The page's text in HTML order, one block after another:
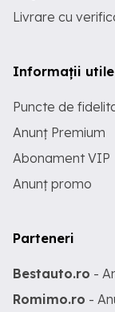
Livrare cu
Informații utile
Puncte de
Anunț Premium
Abonament VIP
Anunț promo
Parteneri
Bestauto.ro -
Romimo.ro -